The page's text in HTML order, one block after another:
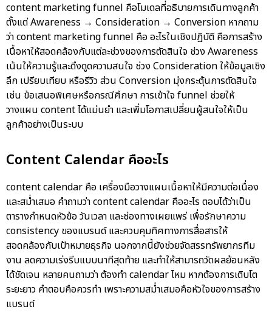
content marketing funnel คือโมเดลที่อธิบายการเดินทางลูกค้า
ตั้งแต่ Awareness → Consideration → Conversion หากถาม
ว่าcontent marketing funnel คือ อะไรในเชิงปฏิบัติ คือการสร้าง
เนื้อหาให้สอดคล้องกับแต่ละช่วงของการตัดสินใจ ช่วง Awareness
เน้นให้ความรู้และดึงดูดความสนใจ ช่วง Consideration ให้ข้อมูลเชิง
ลึก เปรียบเทียบ หรือรีวิว ส่วน Conversion มุ่งกระตุ้นการตัดสินใจ
เช่น ข้อเสนอพิเศษหรือกรณีศึกษา การเข้าใจ funnel ช่วยให้
วางแผน content ได้แม่นยำ และเพิ่มโอกาสเปลี่ยนผู้สนใจให้เป็น
ลูกค้าอย่างเป็นระบบ
Content Calendar คืออะไร
content calendar คือ เครื่องมือวางแผนเนื้อหาให้มีความต่อเนื่อง
และสม่ำเสมอ คำถามว่าcontent calendar คืออะไร ตอบได้ว่าเป็น
ตารางกำหนดหัวข้อ วันเวลา และช่องทางเผยแพร่ เพื่อรักษาความ
consistency ของแบรนด์ และควบคุมทิศทางการสื่อสารให้
สอดคล้องกับเป้าหมายธุรกิจ นอกจากนี้ยังช่วยจัดสรรทรัพยากรทีม
งาน ลดความเร่งรีบแบบนาทีสุดท้าย และทำให้สามารถวัดผลย้อนหลัง
ได้ชัดเจน หลายคนถามว่า ต้องทำ calendar ไหม หากต้องการเติบโต
ระยะยาว คำตอบคือควรทำ เพราะความสม่ำเสมอคือหัวใจของการสร้าง
แบรนด์